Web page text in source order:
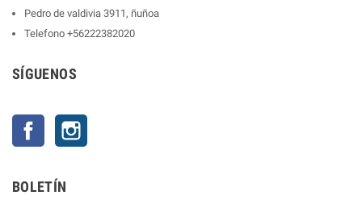
Pedro de valdivia 3911, ñuñoa
Telefono +56222382020
SÍGUENOS
Facebook
BOLETÍN